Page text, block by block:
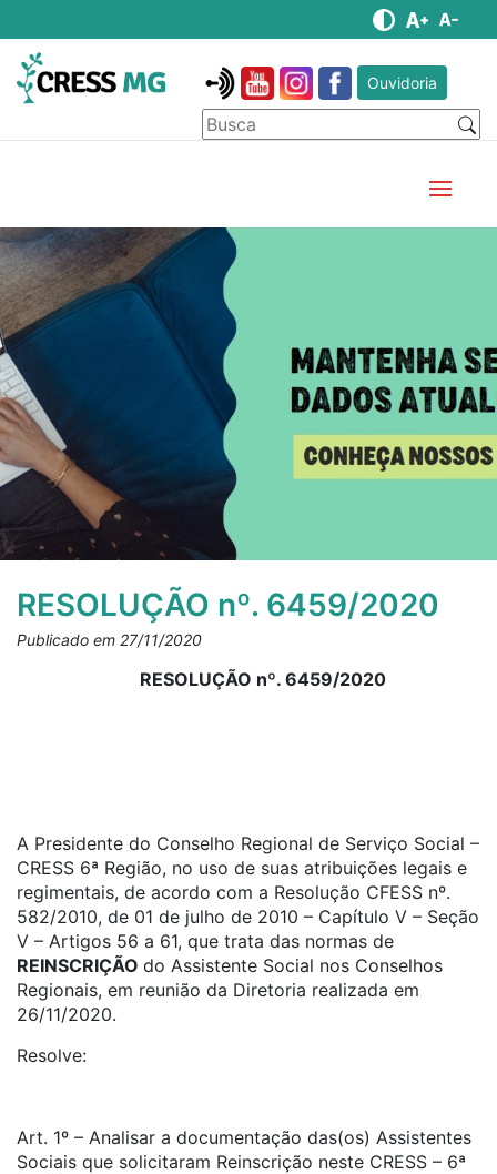
Ouvidoria
RESOLUÇÃO nº. 6459/2020
Publicado em 27/11/2020
RESOLUÇÃO nº. 6459/2020
A Presidente do Conselho Regional de Serviço Social –
CRESS 6ª Região, no uso de suas atribuições legais e
regimentais, de acordo com a Resolução CFESS nº.
582/2010, de 01 de julho de 2010 – Capítulo V – Seção
V – Artigos 56 a 61, que trata das normas de
REINSCRIÇÃO do Assistente Social nos Conselhos
Regionais, em reunião da Diretoria realizada em
26/11/2020.
Resolve:
Art. 1º – Analisar a documentação das(os) Assistentes
Sociais que solicitaram Reinscrição neste CRESS – 6ª